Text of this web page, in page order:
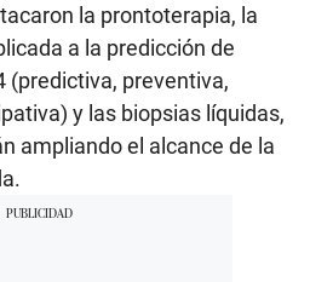
la prontoterapia, la
a la predicción de
(predictiva, preventiva,
y las biopsias líquidas,
ampliando el alcance de la